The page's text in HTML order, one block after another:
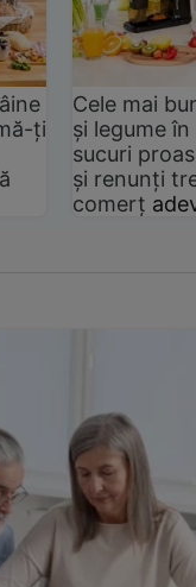
ți
Cele mai
și legume
sucuri
și renunți
comerț